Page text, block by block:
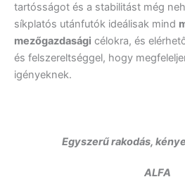
tartósságot és a stabilitást még
síkplatós utánfutók ideálisak mind
mezőgazdasági célokra, és
és felszereltséggel, hogy
igényeknek.
Egyszerű rakodás,
ALFA